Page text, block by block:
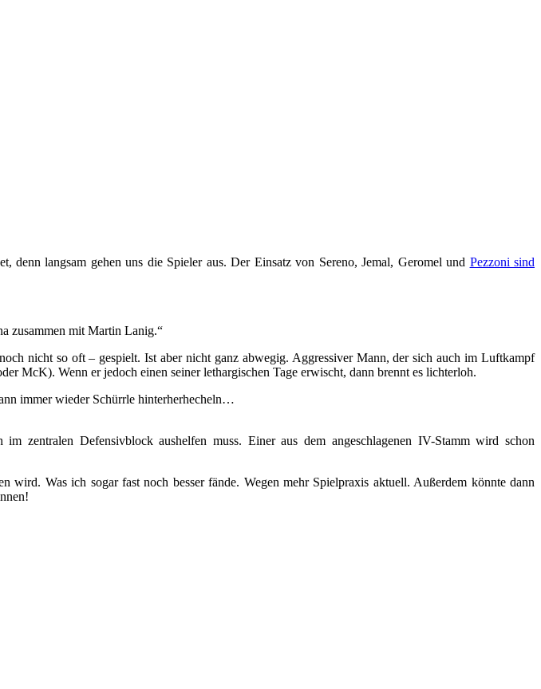
langsam gehen uns die Spieler aus. Der Einsatz von Sereno, Jemal, Geromel und Pezzoni sind
zusammen mit Martin Lanig.“
nicht so oft – gespielt. Ist aber nicht ganz abwegig. Aggressiver Mann, der sich auch im Luftkampf
McK). Wenn er jedoch einen seiner lethargischen Tage erwischt, dann brennt es lichterloh.
immer wieder Schürrle hinterherhecheln…
Defensivblock aushelfen muss. Einer aus dem angeschlagenen IV-Stamm wird schon
Was ich sogar fast noch besser fände. Wegen mehr Spielpraxis aktuell. Außerdem könnte dann